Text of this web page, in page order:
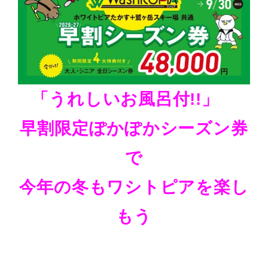
「うれしいお風呂付!!」
早割限定ぽかぽかシーズン券
で
今年の冬もワシトピアを楽し
もう